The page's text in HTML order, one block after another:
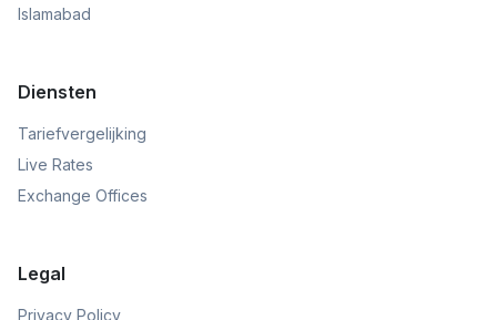
Islamabad
Diensten
Tariefvergelijking
Live Rates
Exchange Offices
Legal
Privacy Policy